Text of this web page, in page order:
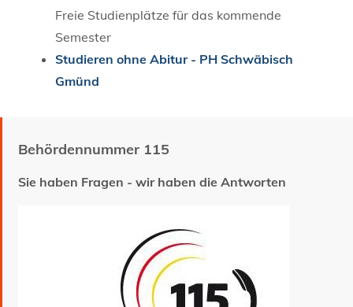
Freie Studienplätze für das kommende
Semester
Studieren ohne Abitur - PH Schwäbisch
Gmünd
Behördennummer 115
Sie haben Fragen - wir haben die Antworten